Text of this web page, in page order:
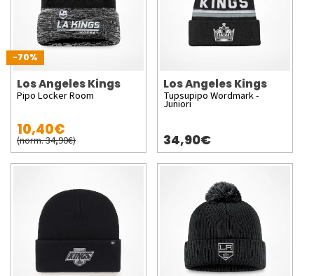
-70%
Los Angeles Kings
Pipo Locker Room
10,40€
(norm. 34,90€)
Los Angeles Kings
Tupsupipo Wordmark -
Juniori
34,90€